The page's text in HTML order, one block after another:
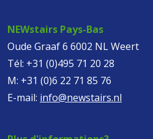
NEWstairs Pays-Bas
Oude Graaf 6 6002 NL Weert
Tél: +31 (0)495 71 20 28
M: +31 (0)6 22 71 85 76
E-mail: info@newstairs.nl